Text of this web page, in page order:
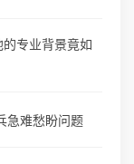
专业背景竟如
急难愁盼问题